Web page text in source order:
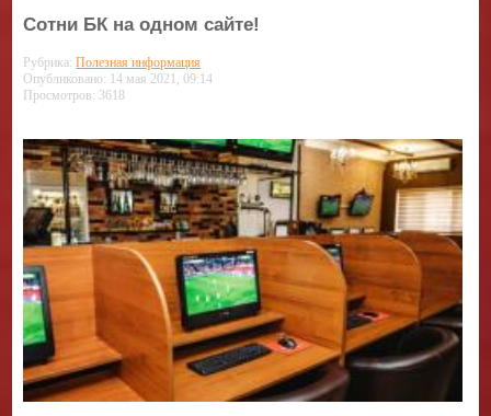
Сотни БК на одном сайте!
Рубрика:Полезная информация
Опубликовано: 14 мая 2021, 09:14
Просмотров: 3618